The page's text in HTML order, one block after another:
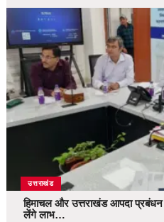
उत्तराखंड
हिमाचल और उत्तराखंड आपदा
लेंगे लाभ…